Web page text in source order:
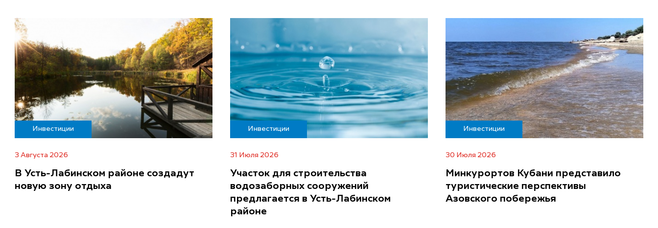
Инвестиции
3 Августа 2026
В Усть-Лабинском районе создадут
новую зону отдыха
Инвестиции
31 Июля 2026
Участок для строительства
водозаборных сооружений
предлагается в Усть-Лабинском
районе
Инвестиции
30 Июля 2026
Минкурортов Кубани представило
туристические перспективы
Азовского побережья